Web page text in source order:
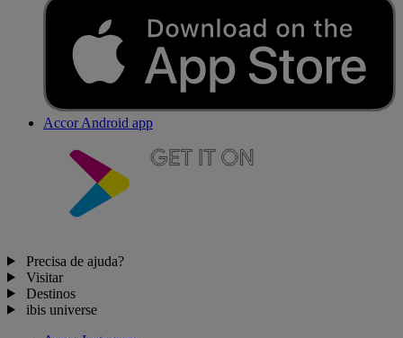
Accor Android app
Precisa de ajuda?
Visitar
Destinos
ibis universe